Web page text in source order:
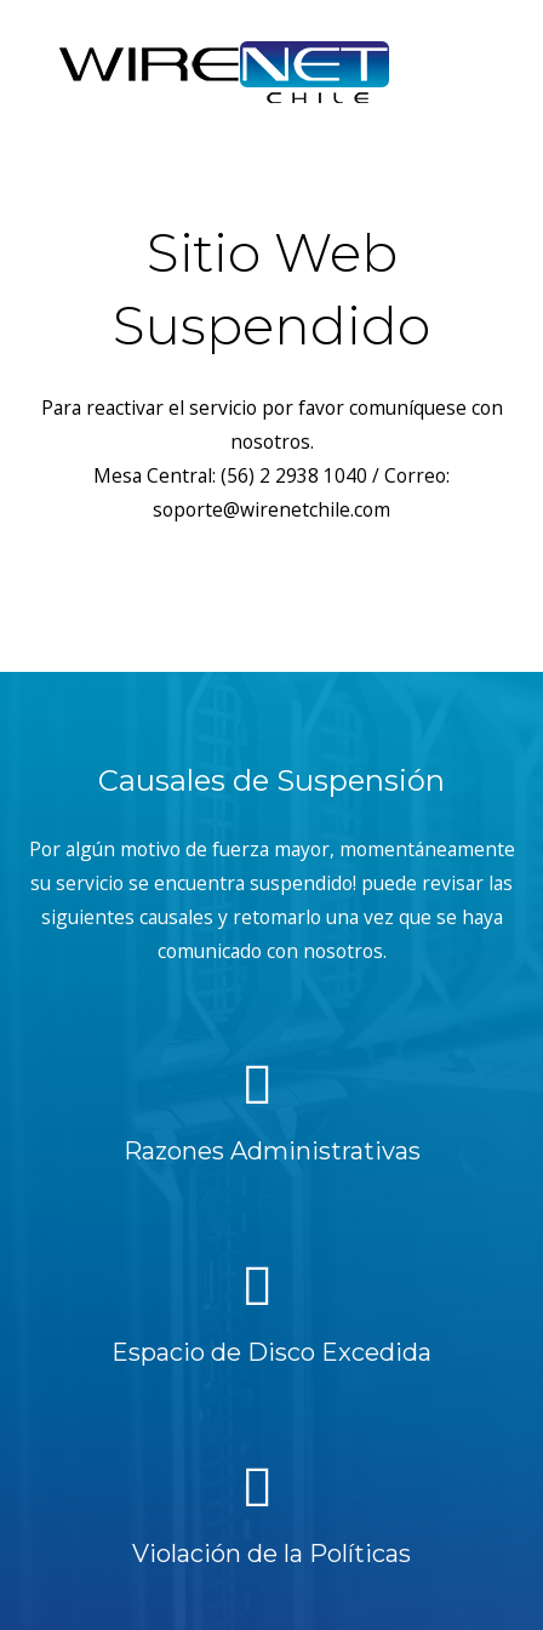
Sitio Web
Suspendido
Para reactivar el servicio por favor comuníquese con
nosotros.
Mesa Central: (56) 2 2938 1040 / Correo:
soporte@wirenetchile.com
Causales de Suspensión
Por algún motivo de fuerza mayor, momentáneamente
su servicio se encuentra suspendido! puede revisar las
siguientes causales y retomarlo una vez que se haya
comunicado con nosotros.
Razones Administrativas
Espacio de Disco Excedida
Violación de la Políticas